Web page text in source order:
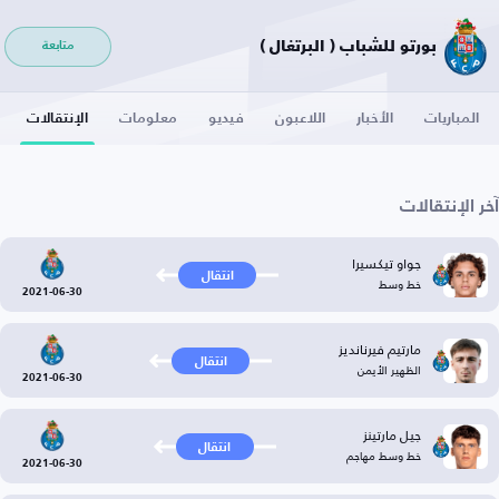
بورتو للشباب ( البرتغال ) متابعة
المباريات الأخبار اللاعبون فيديو معلومات الإنتقالات
آخر الإنتقالات
جواو تيكسيرا
خط وسط انتقال
2021-06-30
مارتيم فيرنانديز
الظهير الأيمن انتقال
2021-06-30
جيل مارتينز
خط وسط مهاجم انتقال
2021-06-30